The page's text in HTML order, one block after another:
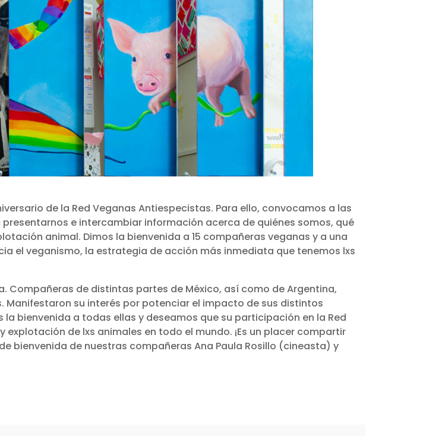
de la Red Veganas Antiespecistas. Para ello, convocamos a las
e intercambiar información acerca de quiénes somos, qué
animal. Dimos la bienvenida a 15 compañeras veganas y a una
el veganismo, la estrategia de acción más inmediata que tenemos lxs
Compañeras de distintas partes de México, así como de Argentina,
Manifestaron su interés por potenciar el impacto de sus distintos
bienvenida a todas ellas y deseamos que su participación en la Red
de lxs animales en todo el mundo. ¡Es un placer compartir
bienvenida de nuestras compañeras Ana Paula Rosillo (cineasta) y